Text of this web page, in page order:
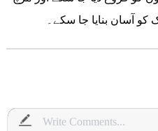
آسان بنایا جا سکے۔